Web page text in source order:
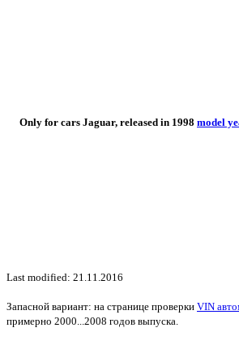
Only for cars Jaguar, released in 1998 model
Last modified: 21.11.2016
Запасной вариант: на странице проверки VIN
примерно 2000...2008 годов выпуска.